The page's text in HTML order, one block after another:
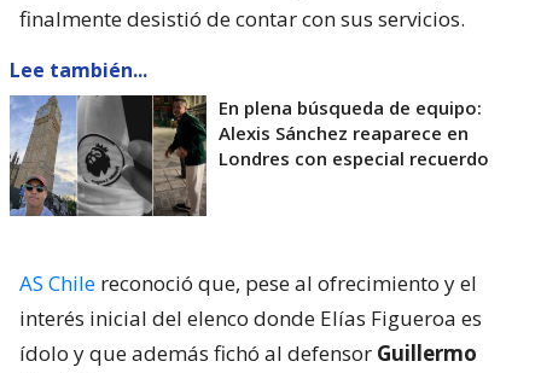
finalmente desistió de contar con sus servicios.
Lee también...
En plena búsqueda de equipo:
Alexis Sánchez reaparece en
Londres con especial recuerdo
AS Chile reconoció que, pese al ofrecimiento y el
interés inicial del elenco donde Elías Figueroa es
ídolo y que además fichó al defensor Guillermo